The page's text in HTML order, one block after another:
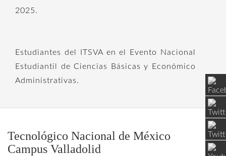
2025.
Estudiantes del ITSVA en el Evento Nacional
Estudiantil de Ciencias Básicas y Económico
Administrativas.
Tecnológico Nacional de México
Campus Valladolid